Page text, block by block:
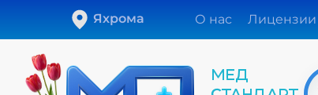
Яхрома О нас Лицензии